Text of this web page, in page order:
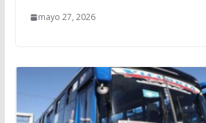
mayo 27, 2026